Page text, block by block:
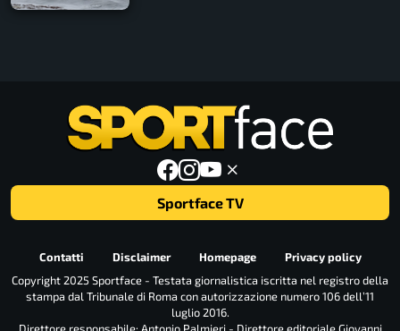
Sportface TV
Contatti Disclaimer Homepage
Privacy policy
Copyright 2025 Sportface - Testata giornalistica iscritta nel registro della
stampa dal Tribunale di Roma con autorizzazione numero 106 dell’11
luglio 2016.